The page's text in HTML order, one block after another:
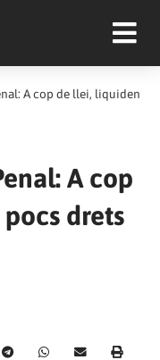
A cop de llei, liquiden
A cop
drets